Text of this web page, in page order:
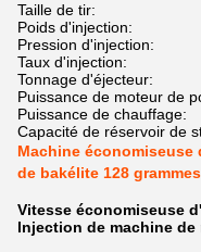
Taille de tir:
Poids d'injection:
Pression d'injection:
Taux d'injection:
Tonnage d'éjecteur:
Puissance de moteur de
Puissance de chauffage:
Capacité de réservoir de
Machine
de bakélite 128
Vitesse économiseuse
lnjection de machine